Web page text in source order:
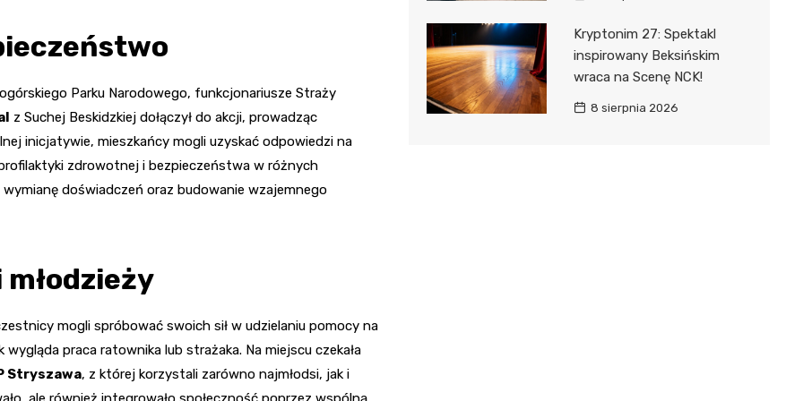
Parku Narodowego, funkcjonariusze Straży
z Suchej Beskidzkiej dołączył do akcji, prowadząc
inicjatywie, mieszkańcy mogli uzyskać odpowiedzi na
zdrowotnej i bezpieczeństwa w różnych
doświadczeń oraz budowanie wzajemnego
mogli spróbować swoich sił w udzielaniu pomocy na
praca ratownika lub strażaka. Na miejscu czekała
Stryszawa, z której korzystali zarówno najmłodsi, jak i
Kryptonim 27: Spektakl
inspirowany Beksińskim
wraca na Scenę NCK!
8 sierpnia 2026